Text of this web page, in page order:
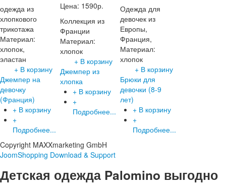
одежда из
хлопкового
трикотажа
Материал:
хлопок,
эластан
+ В корзину
Джемпер на
девочку
(Франция)
+ В корзину
+
Подробнее...
Цена: 1590р.
Коллекция из
Франции
Материал:
хлопок
+ В корзину
Джемпер из
хлопка
+ В корзину
+
Подробнее...
Одежда для
девочек из
Европы,
Франция,
Материал:
хлопок
+ В корзину
Брюки для
девочки (8-9
лет)
+ В корзину
+
Подробнее...
Copyright MAXXmarketing GmbH
JoomShopping Download & Support
Детская одежда Palomino выгодно